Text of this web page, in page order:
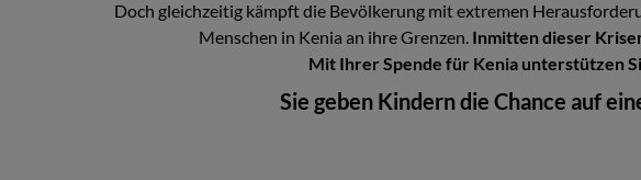
Doch gleichzeitig kämpft die Bevölkerung mit extremen
Menschen in Kenia an ihre Grenzen. Inmitten dieser
Mit Ihrer Spende für Kenia unterstützen
Sie geben Kindern die Chance auf